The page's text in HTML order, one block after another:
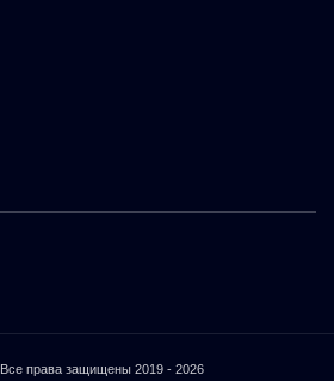
Все права защищены 2019 - 2026